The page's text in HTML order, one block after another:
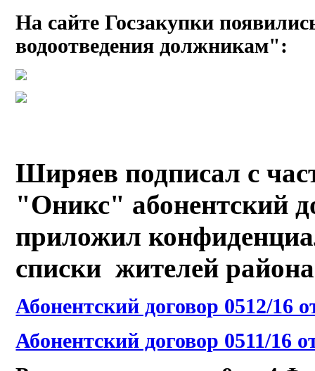
На сайте Госзакупки
водоотведения должникам":
Ширяев подписал с
"Оникс" абонентский
приложил
списки жителей
Абонентский договор 0512/16
Абонентский договор 0511/16